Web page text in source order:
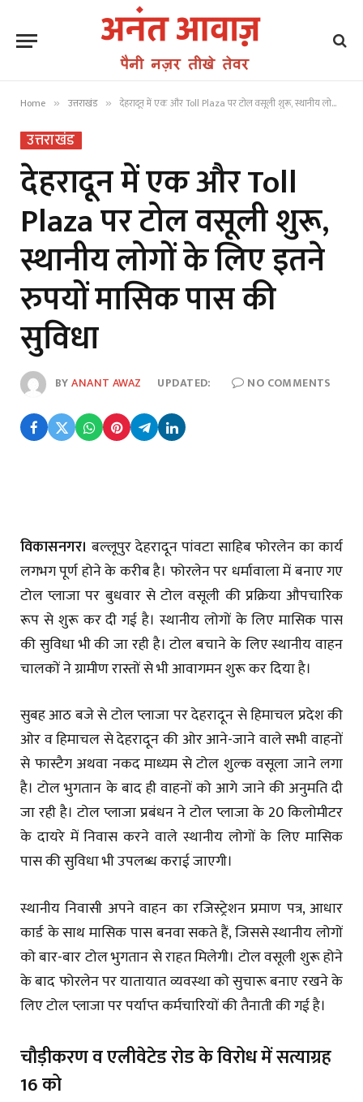
Home » उत्तराखंड » देहरादून में एक और Toll Plaza पर टोल वसूली शुरू, स्थानीय लोगों के लिए इतने रुपयों मासिक पास की सुविधा
उत्तराखंड
देहरादून में एक और Toll
Plaza पर टोल वसूली शुरू,
स्थानीय लोगों के लिए इतने
रुपयों मासिक पास की
सुविधा
BYANANT AWAZ UPDATED: NO COMMENTS
विकासनगर। बल्लूपुर देहरादून पांवटा साहिब फोरलेन का कार्य
लगभग पूर्ण होने के करीब है। फोरलेन पर धर्मावाला में बनाए गए
टोल प्लाजा पर बुधवार से टोल वसूली की प्रक्रिया औपचारिक
रूप से शुरू कर दी गई है। स्थानीय लोगों के लिए मासिक पास
की सुविधा भी की जा रही है। टोल बचाने के लिए स्थानीय वाहन
चालकों ने ग्रामीण रास्तों से भी आवागमन शुरू कर दिया है।
सुबह आठ बजे से टोल प्लाजा पर देहरादून से हिमाचल प्रदेश की
ओर व हिमाचल से देहरादून की ओर आने-जाने वाले सभी वाहनों
से फास्टैग अथवा नकद माध्यम से टोल शुल्क वसूला जाने लगा
है। टोल भुगतान के बाद ही वाहनों को आगे जाने की अनुमति दी
जा रही है। टोल प्लाजा प्रबंधन ने टोल प्लाजा के 20 किलोमीटर
के दायरे में निवास करने वाले स्थानीय लोगों के लिए मासिक
पास की सुविधा भी उपलब्ध कराई जाएगी।
स्थानीय निवासी अपने वाहन का रजिस्ट्रेशन प्रमाण पत्र, आधार
कार्ड के साथ मासिक पास बनवा सकते हैं, जिससे स्थानीय लोगों
को बार-बार टोल भुगतान से राहत मिलेगी। टोल वसूली शुरू होने
के बाद फोरलेन पर यातायात व्यवस्था को सुचारू बनाए रखने के
लिए टोल प्लाजा पर पर्याप्त कर्मचारियों की तैनाती की गई है।
चौड़ीकरण व एलीवेटेड रोड के विरोध में सत्याग्रह
16 को